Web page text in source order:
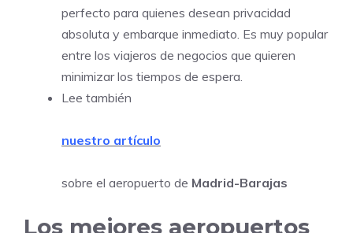
perfecto para quienes desean privacidad
absoluta y embarque inmediato. Es muy popular
entre los viajeros de negocios que quieren
minimizar los tiempos de espera.
Lee también
nuestro artículo
sobre el aeropuerto de Madrid-Barajas
Los mejores aeropuertos